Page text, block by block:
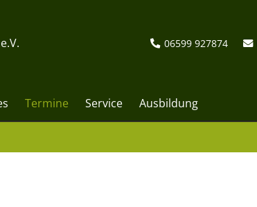
06599 927874
Termine Service Ausbildung